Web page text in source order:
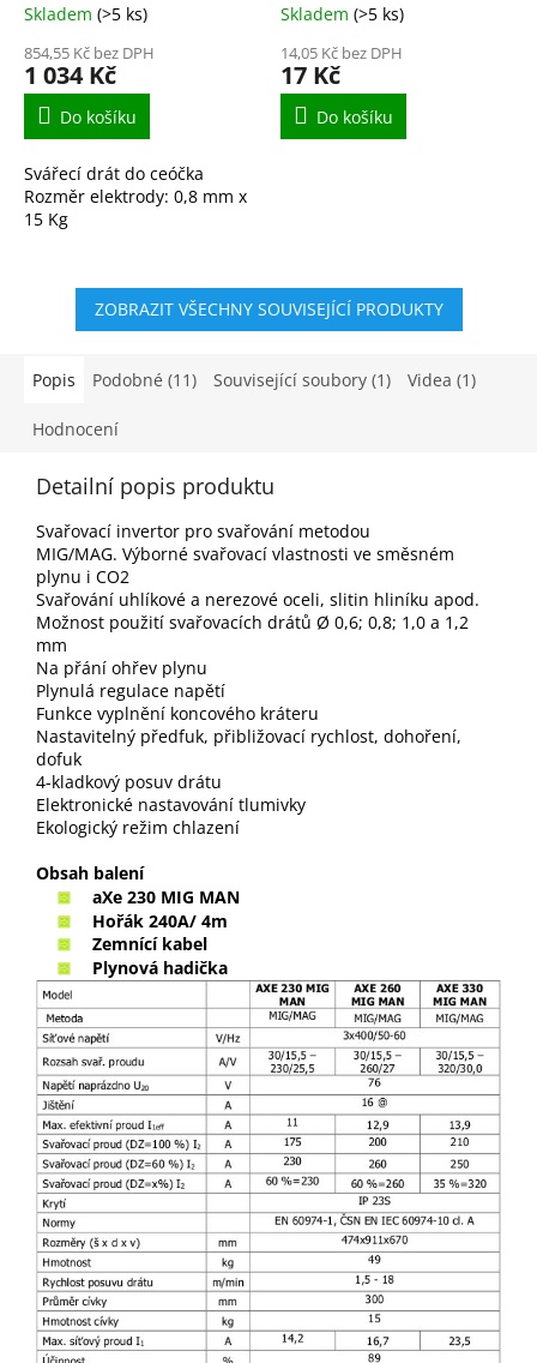
Skladem (>5 ks)
854,55 Kč bez DPH
1 034 Kč
Do košíku
Svářecí drát do ceóčka
Rozměr elektrody: 0,8 mm x
15 Kg
Skladem (>5 ks)
14,05 Kč bez DPH
17 Kč
Do košíku
ZOBRAZIT VŠECHNY SOUVISEJÍCÍ PRODUKTY
Popis Podobné (11) Související soubory (1) Videa (1)
Hodnocení
Detailní popis produktu
Svařovací invertor pro svařování metodou
MIG/MAG. Výborné svařovací vlastnosti ve směsném
plynu i CO2
Svařování uhlíkové a nerezové oceli, slitin hliníku apod.
Možnost použití svařovacích drátů Ø 0,6; 0,8; 1,0 a 1,2
mm
Na přání ohřev plynu
Plynulá regulace napětí
Funkce vyplnění koncového kráteru
Nastavitelný předfuk, přibližovací rychlost, dohoření,
dofuk
4-kladkový posuv drátu
Elektronické nastavování tlumivky
Ekologický režim chlazení
Obsah balení
aXe 230 MIG MAN
Hořák 240A/ 4m
Zemnící kabel
Plynová hadička